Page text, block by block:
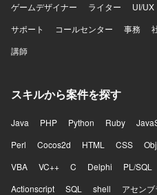
ゲームデザイナー
ライター UI/UX
サポート
コールセンター 事務
講師
スキルから案件を探す
Java PHP Python Ruby
Perl
Cocos2d HTML CSS
VBA
VC++ C Delphi PL/SQL
Actionscript
SQL shell アセンブ